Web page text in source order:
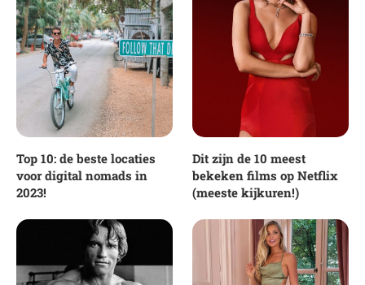
Top 10: de beste locaties
voor digital nomads in
2023!
Dit zijn de 10 meest
bekeken films op Netflix
(meeste kijkuren!)